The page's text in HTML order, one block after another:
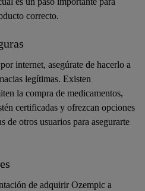
correcto.
internet, asegúrate de hacerlo a
legítimas. Existen
la compra de medicamentos,
certificadas y ofrezcan opciones
de otros usuarios para asegurarte
de adquirir Ozempic a